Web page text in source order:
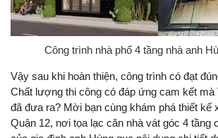
Công trình nhà phố 4 tầng nhà anh
Vậy sau khi hoàn thiện, công trình có đạt
Chất lượng thi công có đáp ứng cam kết mà
đã đưa ra? Mời bạn cùng khám phá thiết kế
Quận 12, nơi tọa lạc căn nhà vát góc 4 tầng